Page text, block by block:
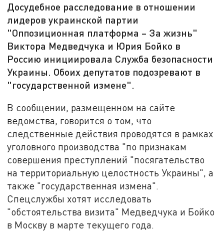
Досудебное расследование в отношении
лидеров украинской партии
"Оппозиционная платформа – За жизнь"
Виктора Медведчука и Юрия Бойко в
Россию инициировала Служба безопасности
Украины. Обоих депутатов подозревают в
"государственной измене".
В сообщении, размещенном на сайте
ведомства, говорится о том, что
следственные действия проводятся в рамках
уголовного производства "по признакам
совершения преступлений "посягательство
на территориальную целостность Украины", а
также "государственная измена".
Спецслужбы хотят исследовать
"обстоятельства визита" Медведчука и Бойко
в Москву в марте текущего года.